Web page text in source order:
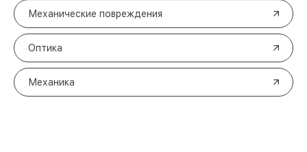
Механические повреждения
Оптика
Механика